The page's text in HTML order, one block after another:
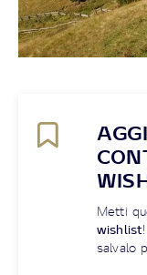
Metti
wishlist
salvalo